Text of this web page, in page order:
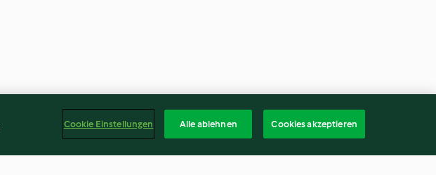
Cookie Einstellungen Alle ablehnen Cookies akzeptieren